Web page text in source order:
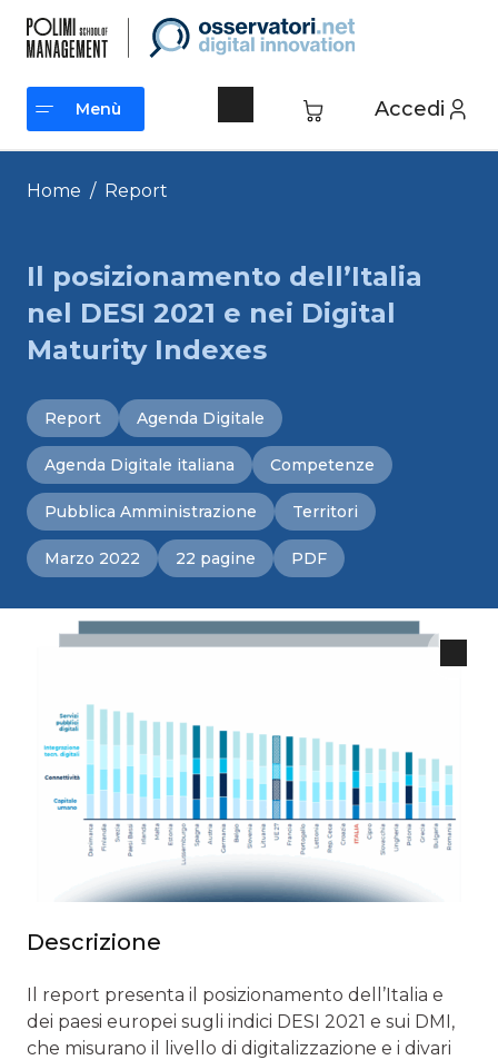
contenuto
Accedi
Menù
Menù
Home / Report
Il posizionamento dell’Italia
nel DESI 2021 e nei Digital
Maturity Indexes
Report Agenda Digitale
Agenda Digitale italiana Competenze
Pubblica Amministrazione Territori
Marzo 2022 22 pagine PDF
Descrizione
Il report presenta il posizionamento dell’Italia e
dei paesi europei sugli indici DESI 2021 e sui DMI,
che misurano il livello di digitalizzazione e i divari